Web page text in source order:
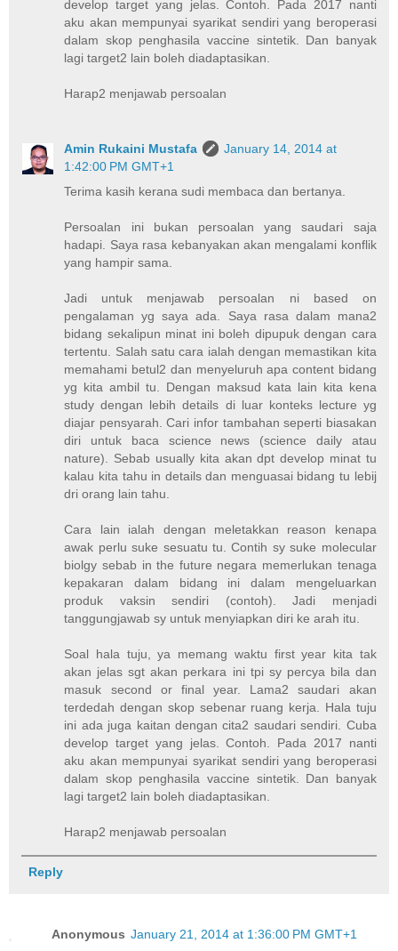
develop target yang jelas. Contoh. Pada 2017 nanti
aku akan mempunyai syarikat sendiri yang beroperasi
dalam skop penghasila vaccine sintetik. Dan banyak
lagi target2 lain boleh diadaptasikan.
Harap2 menjawab persoalan
Amin Rukaini Mustafa
January 14, 2014 at
1:42:00 PM GMT+1
Terima kasih kerana sudi membaca dan bertanya.
Persoalan ini bukan persoalan yang saudari saja
hadapi. Saya rasa kebanyakan akan mengalami konflik
yang hampir sama.
Jadi untuk menjawab persoalan ni based on
pengalaman yg saya ada. Saya rasa dalam mana2
bidang sekalipun minat ini boleh dipupuk dengan cara
tertentu. Salah satu cara ialah dengan memastikan kita
memahami betul2 dan menyeluruh apa content bidang
yg kita ambil tu. Dengan maksud kata lain kita kena
study dengan lebih details di luar konteks lecture yg
diajar pensyarah. Cari infor tambahan seperti biasakan
diri untuk baca science news (science daily atau
nature). Sebab usually kita akan dpt develop minat tu
kalau kita tahu in details dan menguasai bidang tu lebij
dri orang lain tahu.
Cara lain ialah dengan meletakkan reason kenapa
awak perlu suke sesuatu tu. Contih sy suke molecular
biolgy sebab in the future negara memerlukan tenaga
kepakaran dalam bidang ini dalam mengeluarkan
produk vaksin sendiri (contoh). Jadi menjadi
tanggungjawab sy untuk menyiapkan diri ke arah itu.
Soal hala tuju, ya memang waktu first year kita tak
akan jelas sgt akan perkara ini tpi sy percya bila dan
masuk second or final year. Lama2 saudari akan
terdedah dengan skop sebenar ruang kerja. Hala tuju
ini ada juga kaitan dengan cita2 saudari sendiri. Cuba
develop target yang jelas. Contoh. Pada 2017 nanti
aku akan mempunyai syarikat sendiri yang beroperasi
dalam skop penghasila vaccine sintetik. Dan banyak
lagi target2 lain boleh diadaptasikan.
Harap2 menjawab persoalan
Reply
Anonymous January 21, 2014 at 1:36:00 PM GMT+1